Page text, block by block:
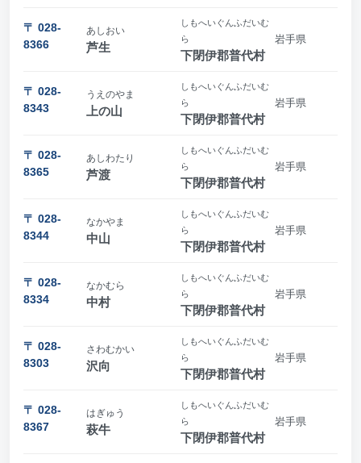
〒 028-
8366
あしおい
芦生
しもへいぐんふだいむ
ら
下閉伊郡普代村
岩手県
〒 028-
8343
うえのやま
上の山
しもへいぐんふだいむ
ら
下閉伊郡普代村
岩手県
〒 028-
8365
あしわたり
芦渡
しもへいぐんふだいむ
ら
下閉伊郡普代村
岩手県
〒 028-
8344
なかやま
中山
しもへいぐんふだいむ
ら
下閉伊郡普代村
岩手県
〒 028-
8334
なかむら
中村
しもへいぐんふだいむ
ら
下閉伊郡普代村
岩手県
〒 028-
8303
さわむかい
沢向
しもへいぐんふだいむ
ら
下閉伊郡普代村
岩手県
〒 028-
8367
はぎゅう
萩牛
しもへいぐんふだいむ
ら
下閉伊郡普代村
岩手県